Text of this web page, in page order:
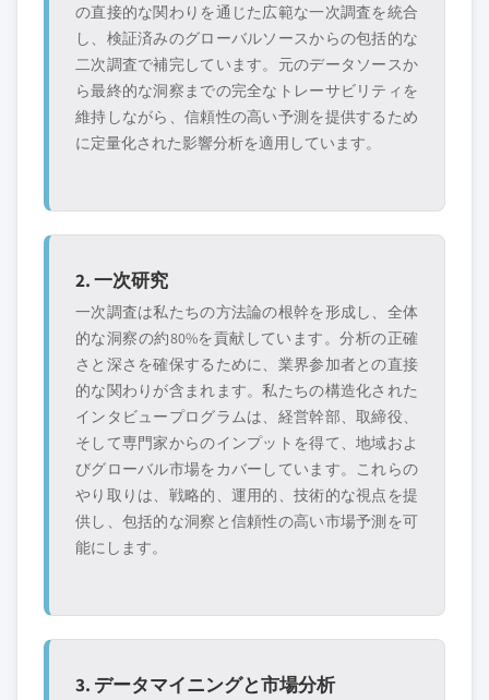
の直接的な関わりを通じた広範な一次調査を統合
し、検証済みのグローバルソースからの包括的な
二次調査で補完しています。元のデータソースか
ら最終的な洞察までの完全なトレーサビリティを
維持しながら、信頼性の高い予測を提供するため
に定量化された影響分析を適用しています。
2. 一次研究
一次調査は私たちの方法論の根幹を形成し、全体
的な洞察の約80%を貢献しています。分析の正確
さと深さを確保するために、業界参加者との直接
的な関わりが含まれます。私たちの構造化された
インタビュープログラムは、経営幹部、取締役、
そして専門家からのインプットを得て、地域およ
びグローバル市場をカバーしています。これらの
やり取りは、戦略的、運用的、技術的な視点を提
供し、包括的な洞察と信頼性の高い市場予測を可
能にします。
3. データマイニングと市場分析